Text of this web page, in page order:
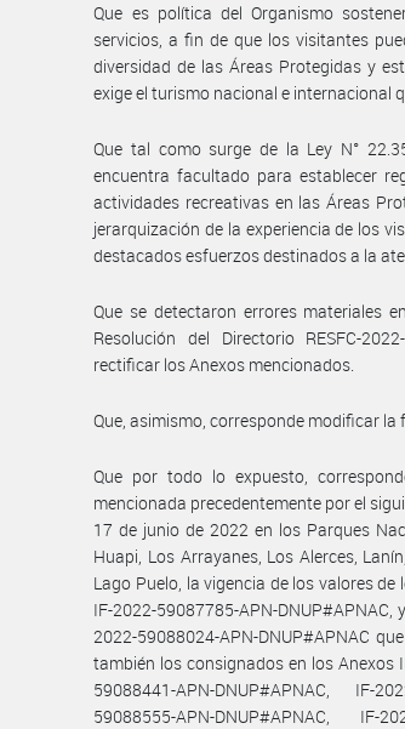
Que es política del Organismo
servicios, a fin de que los visitantes
diversidad de las Áreas Protegidas y
exige el turismo nacional e internacional
Que tal como surge de la Ley N°
encuentra facultado para establecer
actividades recreativas en las Áreas
jerarquización de la experiencia de los
destacados esfuerzos destinados a la
Que se detectaron errores materiales
Resolución del Directorio RESFC-
rectificar los Anexos mencionados.
Que, asimismo, corresponde modificar
Que por todo lo expuesto,
mencionada precedentemente por el
17 de junio de 2022 en los Parques
Huapi, Los Arrayanes, Los Alerces,
Lago Puelo, la vigencia de los valores
IF-2022-59087785-APN-
2022-59088024-APN-DNUP#APNAC
también los consignados en los Anexos
59088441-APN-DNUP#APNAC, IF-
59088555-APN-DNUP#APNAC, IF-